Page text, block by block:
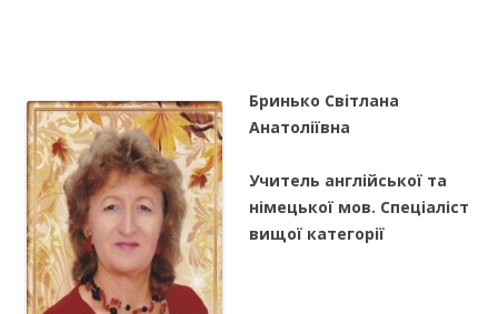
Бринько Світлана
Анатоліївна
Учитель англійської та
німецької мов. Спеціаліст
вищої категорії